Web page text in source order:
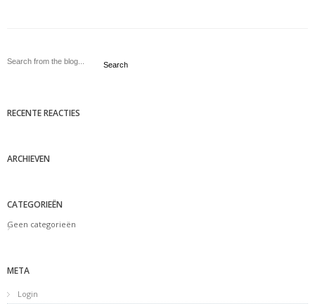
Search
RECENTE REACTIES
ARCHIEVEN
CATEGORIEËN
Geen categorieën
META
Login